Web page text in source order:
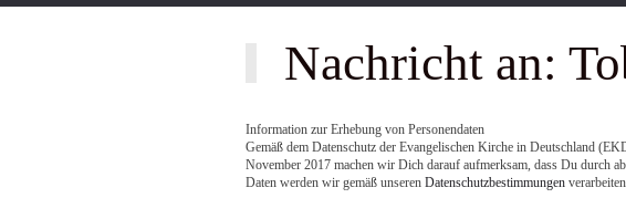
Nachricht an:
Information zur Erhebung von Personendaten
Gemäß dem Datenschutz der Evangelischen Kirche in Deutschland
November 2017 machen wir Dich darauf aufmerksam, dass Du durch
Daten werden wir gemäß unseren Datenschutzbestimmungen